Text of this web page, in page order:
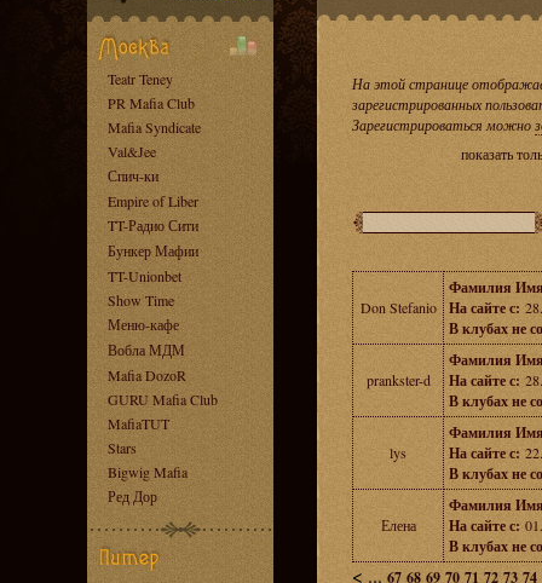
Teatr Teney
PR Mafia Club
Mafia Syndicate
Val&Jee
Спич-ки
Empire of Liber
TT-Радио Сити
Бункер Мафии
TT-Unionbet
Show Time
Меню-кафе
Вобла МДМ
Mafia DozoR
GURU Mafia Club
MafiaTUT
Stars
Bigwig Mafia
Ред Дор
На этой странице
зарегистрированных
Зарегистрироваться можно
показать
Don Stefanio
Фамилия
На сайте с:
В клубах не
prankster-d
Фамилия
На сайте с:
В клубах не
lys
Фамилия
На сайте с:
В клубах не
Елена
Фамилия
На сайте с:
В клубах не
< ...67 68 69 70 71 72 73 74